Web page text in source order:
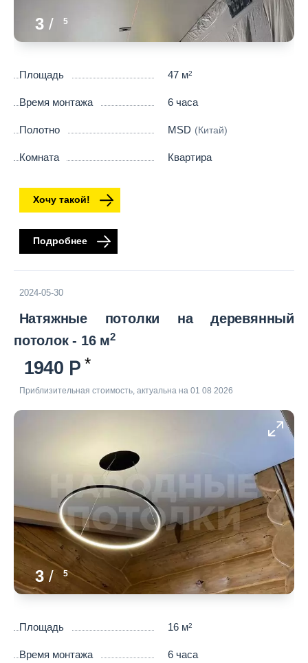
3 / 5
Площадь 47 м2
Время монтажа 6 часа
Полотно MSD (Китай)
Комната Квартира
Хочу такой!
Подробнее
2024-05-30
Натяжные потолки на деревянный
потолок - 16 м2
1940
Приблизительная стоимость, актуальна на 01 08 2026
3/ 5
Площадь 16 м2
Время монтажа 6 часа